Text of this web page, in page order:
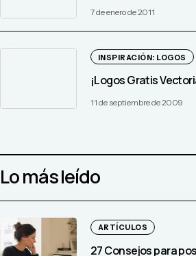
7 de enero de 2011
INSPIRACIÓN: LOGOS
¡Logos Gratis
11 de septiembre de 2009
Lo más leído
ARTÍCULOS
27 Consejos para